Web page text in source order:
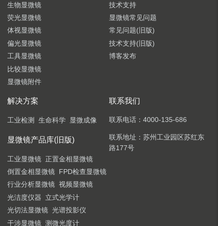
生物显微镜
荧光显微镜
体视显微镜
偏光显微镜
工具显微镜
比较显微镜
显微镜附件
技术支持
显微镜常见问题
常见问题(旧版)
技术支持(旧版)
博客发布
解决方案
工业检测 生命科学 显微成像
显微镜产品库(旧版)
工业显微镜 正置金相显微镜
倒置金相显微镜 FPD检查显微镜
行业分析显微镜 视频显微镜
光洁度仪器
立式光学计
光切法显微镜 光谱投影仪
干涉显微镜 测微光度计
联系我们
联系电话： 4000-135-686
联系地址： 苏州工业园区苏红东
路177号